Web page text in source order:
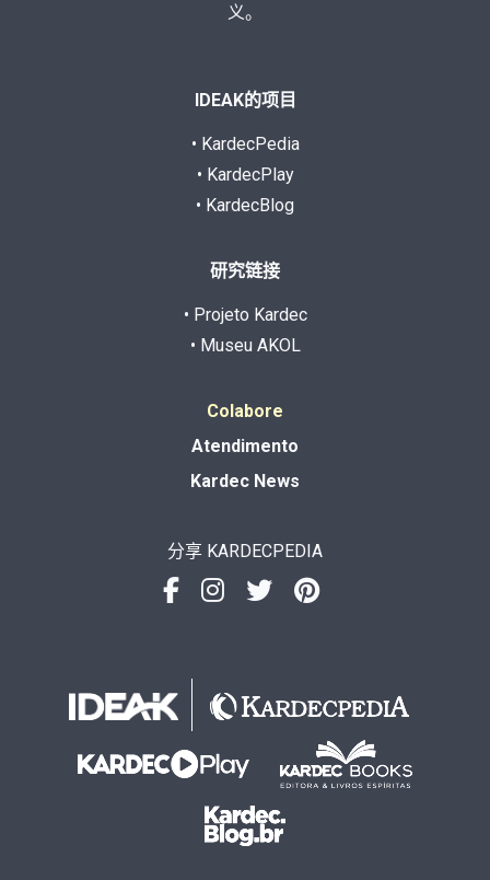
义。
IDEAK的项目
• KardecPedia
• KardecPlay
• KardecBlog
研究链接
• Projeto Kardec
• Museu AKOL
Colabore
Atendimento
Kardec News
分享 KARDECPEDIA